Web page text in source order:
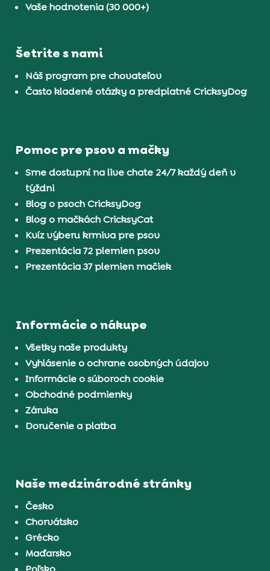
Vaše hodnotenia (30 000+)
Šetrite s nami
Náš program pre chovateľov
Často kladené otázky a predplatné CricksyDog
Pomoc pre psov a mačky
Sme dostupní na live chate 24/7 každý deň v
týždni
Blog o psoch CricksyDog
Blog o mačkách CricksyCat
Kvíz výberu krmiva pre psov
Prezentácia 72 plemien psov
Prezentácia 37 plemien mačiek
Informácie o nákupe
Všetky naše produkty
Vyhlásenie o ochrane osobných údajov
Informácie o súboroch cookie
Obchodné podmienky
Záruka
Doručenie a platba
Naše medzinárodné stránky
Česko
Chorvátsko
Grécko
Maďarsko